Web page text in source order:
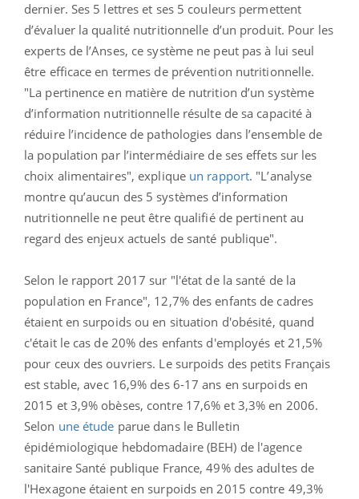
dernier. Ses 5 lettres et ses 5 couleurs permettent
d’évaluer la qualité nutritionnelle d’un produit. Pour les
experts de l’Anses, ce système ne peut pas à lui seul
être efficace en termes de prévention nutritionnelle.
"La pertinence en matière de nutrition d’un système
d’information nutritionnelle résulte de sa capacité à
réduire l’incidence de pathologies dans l’ensemble de
la population par l’intermédiaire de ses effets sur les
choix alimentaires", explique un rapport. "L’analyse
montre qu’aucun des 5 systèmes d’information
nutritionnelle ne peut être qualifié de pertinent au
regard des enjeux actuels de santé publique".
Selon le rapport 2017 sur "l'état de la santé de la
population en France", 12,7% des enfants de cadres
étaient en surpoids ou en situation d'obésité, quand
c'était le cas de 20% des enfants d'employés et 21,5%
pour ceux des ouvriers. Le surpoids des petits Français
est stable, avec 16,9% des 6-17 ans en surpoids en
2015 et 3,9% obèses, contre 17,6% et 3,3% en 2006.
Selon une étude parue dans le Bulletin
épidémiologique hebdomadaire (BEH) de l'agence
sanitaire Santé publique France, 49% des adultes de
l'Hexagone étaient en surpoids en 2015 contre 49,3%